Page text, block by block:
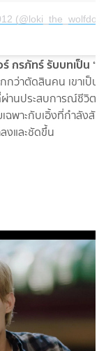
(@loki_the_wolfdog)
กรภัทร์ รับบทเป็น “อิ
ว่าตัดสินคน เขาเป็น
ประสบการณ์ชีวิตมา
พาะกับเอิ้งที่กำลังสับ
งและชัดขึ้น